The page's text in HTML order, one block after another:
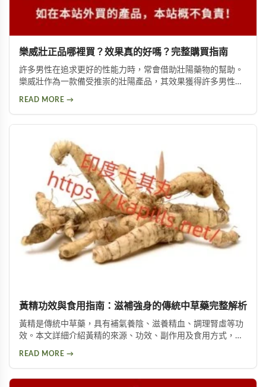
樂威壯正品哪裡買？效果真的好嗎？完整購買指南
許多男性在追求更好的性能力時，常會借助壯陽藥物的幫助。
樂威壯作為一款備受推崇的壯陽產品，其效果獲得許多男性朋
READ MORE →
黃精功效與食用指南：滋補強身的傳統中草藥完整解析
黃精是傳統中草藥，具有補氣養陰、滋養精血、調理腎虛等功
效。本文詳細介紹黃精的來源、功效、副作用及食用方式，包
READ MORE →